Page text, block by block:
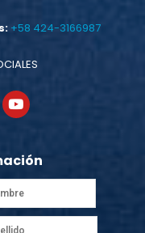
+58 424-3166987